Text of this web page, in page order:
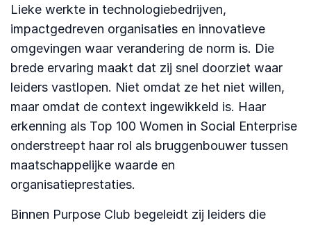
Lieke werkte in technologiebedrijven,
impactgedreven organisaties en innovatieve
omgevingen waar verandering de norm is. Die
brede ervaring maakt dat zij snel doorziet waar
leiders vastlopen. Niet omdat ze het niet willen,
maar omdat de context ingewikkeld is. Haar
erkenning als Top 100 Women in Social Enterprise
onderstreept haar rol als bruggenbouwer tussen
maatschappelijke waarde en
organisatieprestaties.
Binnen Purpose Club begeleidt zij leiders die